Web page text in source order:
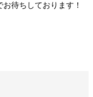
待ちしております！